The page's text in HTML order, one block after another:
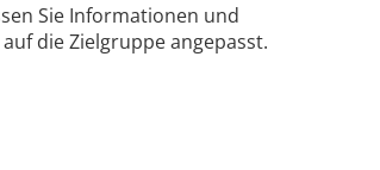
Sie Informationen und
die Zielgruppe angepasst.